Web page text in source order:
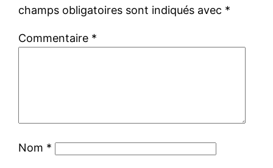
champs obligatoires sont indiqués avec *
Commentaire *
Nom *